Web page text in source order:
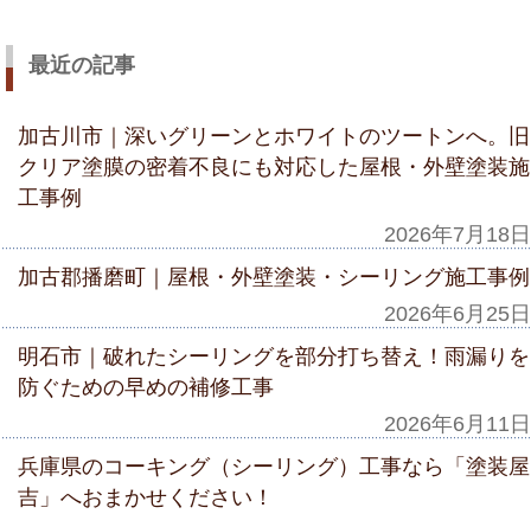
最近の記事
加古川市｜深いグリーンとホワイトのツートンへ。旧
クリア塗膜の密着不良にも対応した屋根・外壁塗装施
工事例
2026年7月18日
加古郡播磨町｜屋根・外壁塗装・シーリング施工事例
2026年6月25日
明石市｜破れたシーリングを部分打ち替え！雨漏りを
防ぐための早めの補修工事
2026年6月11日
兵庫県のコーキング（シーリング）工事なら「塗装屋
吉」へおまかせください！